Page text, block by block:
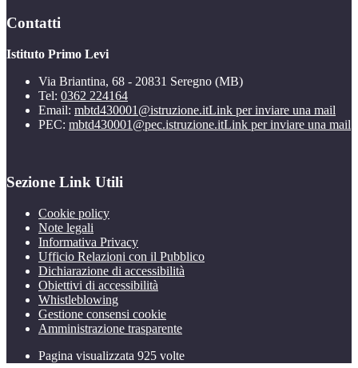
Contatti
Istituto Primo Levi
Via Briantina, 68 - 20831 Seregno (MB)
Tel: 0362 224164
Email: mbtd430001@istruzione.itLink per inviare una mail
PEC: mbtd430001@pec.istruzione.itLink per inviare una mail
Sezione Link Utili
Cookie policy
Note legali
Informativa Privacy
Ufficio Relazioni con il Pubblico
Dichiarazione di accessibilità
Obiettivi di accessibilità
Whistleblowing
Gestione consensi cookie
Amministrazione trasparente
Pagina visualizzata 925 volte